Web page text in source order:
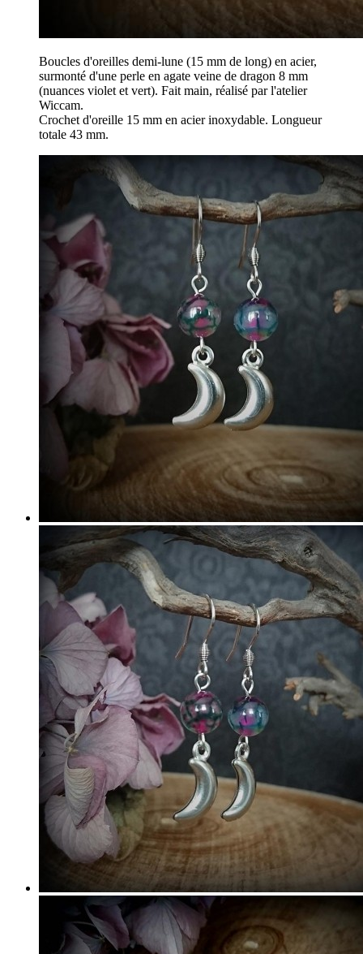
Boucles d'oreilles demi-lune (15 mm de long) en acier,
surmonté d'une perle en agate veine de dragon 8 mm
(nuances violet et vert). Fait main, réalisé par l'atelier
Wiccam.
Crochet d'oreille 15 mm en acier inoxydable. Longueur
totale 43 mm.